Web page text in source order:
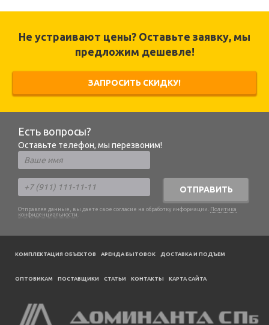
Не устраивают цены? Оставьте заявку, мы
предложим дешевле!
ЗАПРОСИТЬ СКИДКУ!
Есть вопросы?
Оставьте телефон, мы перезвоним!
ОТПРАВИТЬ
Отправляя данные, вы даете свое согласие на обработку информации. Политика
конфиденциальности .
КОМПЛЕКТАЦИЯ ОБЪЕКТОВ АРЕНДА БЫТОВОК ДОСТАВКА И ПОДЪЕМ
ОПТОВИКАМ ПОСТАВЩИКИ CТАТЬИ КОНТАКТЫ КАРТА САЙТА